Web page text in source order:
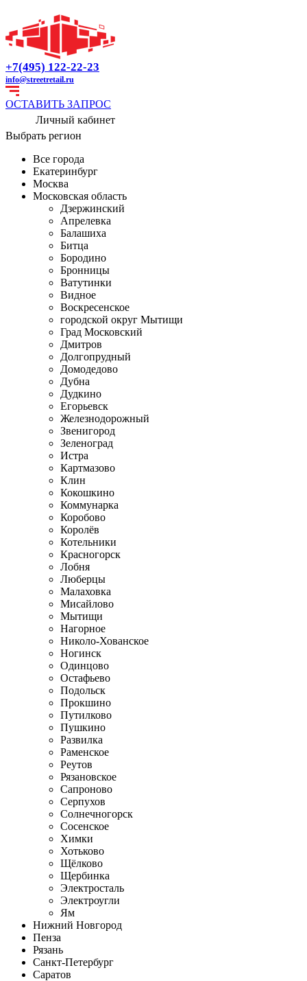
+7(495) 122-22-23
info@streetretail.ru
ОСТАВИТЬ ЗАПРОС
Личный кабинет
Выбрать регион
Все города
Екатеринбург
Москва
Московская область
Дзержинский
Апрелевка
Балашиха
Битца
Бородино
Бронницы
Ватутинки
Видное
Воскресенское
городской округ Мытищи
Град Московский
Дмитров
Долгопрудный
Домодедово
Дубна
Дудкино
Егорьевск
Железнодорожный
Звенигород
Зеленоград
Истра
Картмазово
Клин
Кокошкино
Коммунарка
Коробово
Королёв
Котельники
Красногорск
Лобня
Люберцы
Малаховка
Мисайлово
Мытищи
Нагорное
Николо-Хованское
Ногинск
Одинцово
Остафьево
Подольск
Прокшино
Путилково
Пушкино
Развилка
Раменское
Реутов
Рязановское
Сапроново
Серпухов
Солнечногорск
Сосенское
Химки
Хотьково
Щёлково
Щербинка
Электросталь
Электроугли
Ям
Нижний Новгород
Пенза
Рязань
Санкт-Петербург
Саратов